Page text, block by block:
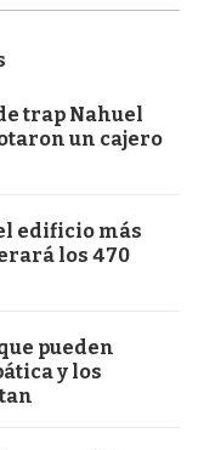
trap Nahuel
un cajero
edificio más
los 470
pueden
y los